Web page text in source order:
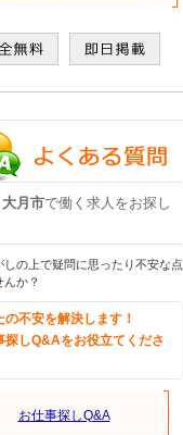
月市で働く求人をお探し
しの上で疑問に思ったり不安な点
か？
の不安を解決します！
探しQ&Aをお役立てくださ
お仕事探しQ&A